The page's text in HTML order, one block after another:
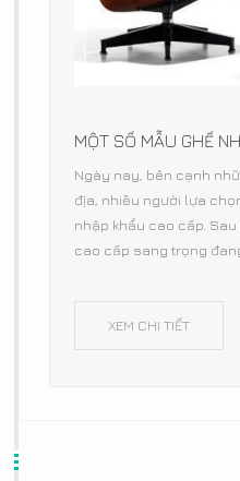
MỘT SỐ MẪU GHẾ
Ngày nay, bên cạnh
địa, nhiều người lựa
nhập khẩu cao cấp.
cao cấp sang trọng
XEM CHI TIẾT